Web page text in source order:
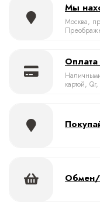
Мы
Москва,
картой,
Обмен/